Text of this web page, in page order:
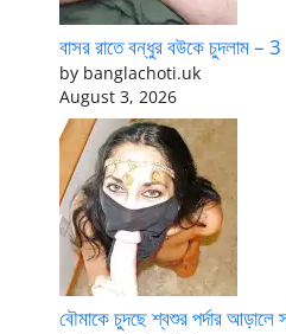
বাসর রাতে বন্ধুর বউকে চুদলাম – 3
by banglachoti.uk
August 3, 2026
বৌমাকে চুদছে শ্বশুর পর্দার আড়ালে